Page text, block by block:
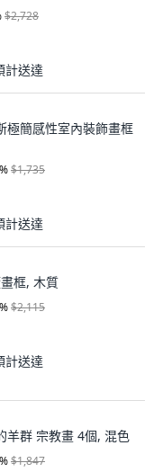
$2,728
計送達
極簡感性室內裝飾畫框
%$1,735
計送達
框, 木質
%$2,115
計送達
羊群 宗教畫 4個, 混色
%$1,847